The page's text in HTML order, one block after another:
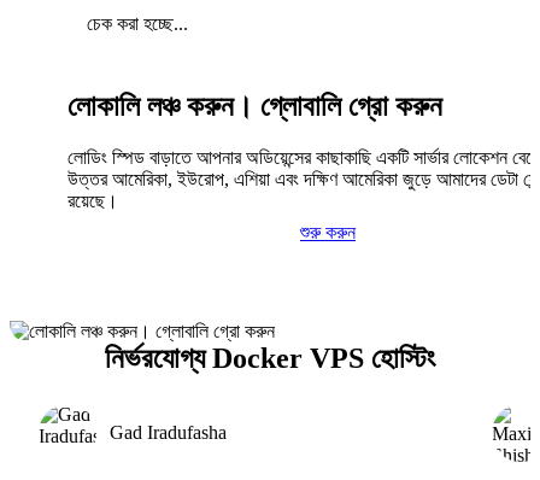
চেক করা হচ্ছে...
লোকালি লঞ্চ করুন। গ্লোবালি গ্রো করুন
লোডিং স্পিড বাড়াতে আপনার অডিয়েন্সের কাছাকাছি একটি সার্ভার লোকেশন
উত্তর আমেরিকা, ইউরোপ, এশিয়া এবং দক্ষিণ আমেরিকা জুড়ে আমাদের ডেটা
রয়েছে।
শুরু করুন
নির্ভরযোগ্য Docker VPS হোস্টিং
Gad Iradufasha